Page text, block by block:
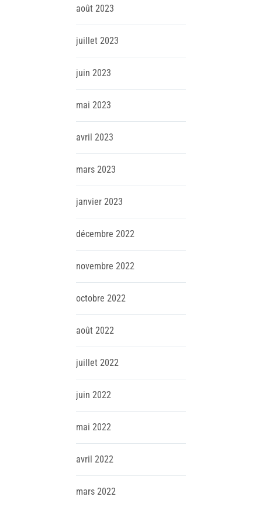
août 2023
juillet 2023
juin 2023
mai 2023
avril 2023
mars 2023
janvier 2023
décembre 2022
novembre 2022
octobre 2022
août 2022
juillet 2022
juin 2022
mai 2022
avril 2022
mars 2022